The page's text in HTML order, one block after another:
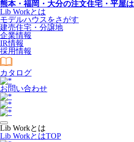
熊本・福岡・大分の注文住宅・平屋
Lib Workとは
モデルハウスをさがす
建売住宅・分譲地
企業情報
IR情報
採用情報
カタログ
お問い合わせ
Lib Workとは
Lib WorkとはTOP